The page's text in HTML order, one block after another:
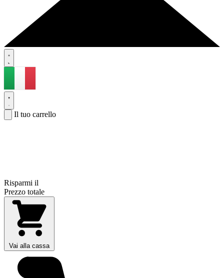
Il tuo carrello
Risparmi il
Prezzo totale
Vai alla cassa